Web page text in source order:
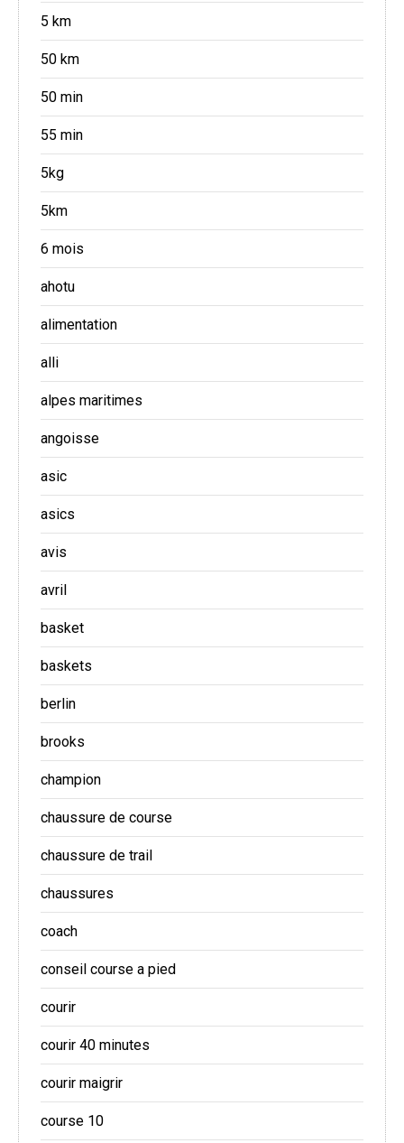
5 km
50 km
50 min
55 min
5kg
5km
6 mois
ahotu
alimentation
alli
alpes maritimes
angoisse
asic
asics
avis
avril
basket
baskets
berlin
brooks
champion
chaussure de course
chaussure de trail
chaussures
coach
conseil course a pied
courir
courir 40 minutes
courir maigrir
course 10